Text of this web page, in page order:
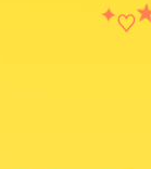
✦♡